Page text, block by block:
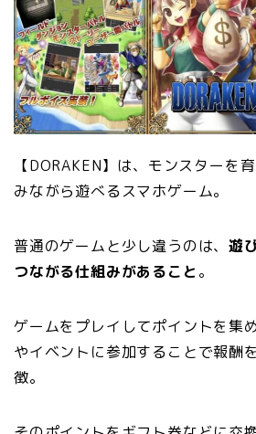
【DORAKEN】は、モンスターを
みながら遊べるスマホゲーム。
普通のゲームと少し違うのは、遊
つながる仕組みがあること。
ゲームをプレイしてポイントを集
やイベントに参加することで報酬
徴。